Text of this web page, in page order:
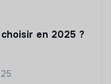
en 2025 ?